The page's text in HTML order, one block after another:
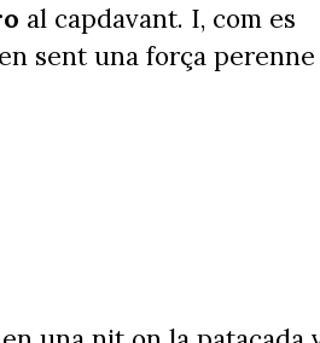
al capdavant. I, com es
sent una força perenne